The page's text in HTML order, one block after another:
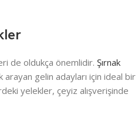
de oldukça önemlidir. Şırnak
arayan gelin adayları için ideal bir
yelekler, çeyiz alışverişinde